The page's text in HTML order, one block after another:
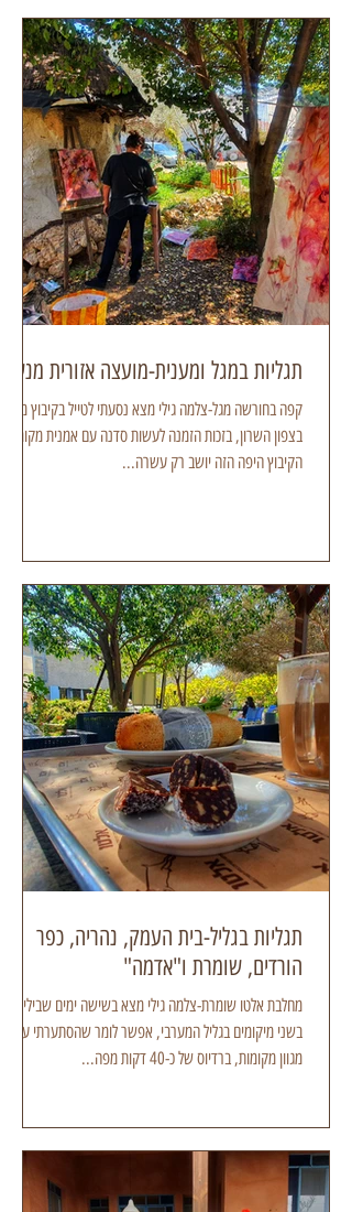
תגליות במגל ומענית-מועצה אזורית מנשה
קפה בחורשה מגל-צלמה גילי מצא נסעתי לטייל בקיבוץ מגל,
בצפון השרון, בזכות הזמנה לעשות סדנה עם אמנית מקומית.
הקיבוץ היפה הזה יושב רק עשרה...
תגליות בגליל-בית העמק, נהריה, כפר
הורדים, שומרת ו"אדמה"
מחלבת אלטו שומרת-צלמה גילי מצא בשישה ימים שביליתי
בשני מיקומים בגליל המערבי, אפשר לומר שהסתערתי על
מגוון מקומות, ברדיוס של כ-40 דקות מפה...